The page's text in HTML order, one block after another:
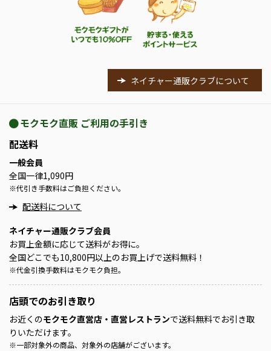
ネイチャー通販クラブについて
モクモク直販 ご利用の手引き
配送料
一般会員
全国一律1,090円
※代引き手数料はご負担ください。
配送料について
ネイチャー通販クラブ会員
お買上金額に応じて送料がお得に。
全国どこでも10,800円以上のお買上げで送料無料！
※代金引換手数料はモクモク負担。
店頭でのお引き取り
お近くのモクモク直営店・直営レストランで送料無料でお引き取
りいただけます。
※一部対象外の商品、対象外の店舗がございます。